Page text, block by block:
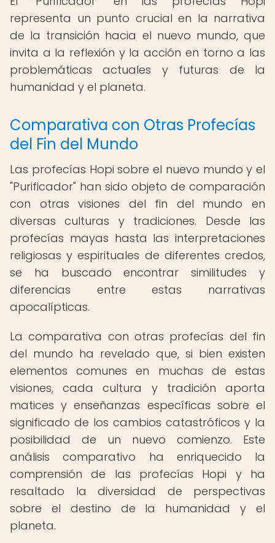
representa un punto crucial en la narrativa
de la transición hacia el nuevo mundo, que
invita a la reflexión y la acción en torno a las
problemáticas actuales y futuras de la
humanidad y el planeta.
Comparativa con Otras Profecías
del Fin del Mundo
Las profecías Hopi sobre el nuevo mundo y el
"Purificador" han sido objeto de comparación
con otras visiones del fin del mundo en
diversas culturas y tradiciones. Desde las
profecías mayas hasta las interpretaciones
religiosas y espirituales de diferentes credos,
se ha buscado encontrar similitudes y
diferencias entre estas narrativas
apocalípticas.
La comparativa con otras profecías del fin
del mundo ha revelado que, si bien existen
elementos comunes en muchas de estas
visiones, cada cultura y tradición aporta
matices y enseñanzas específicas sobre el
significado de los cambios catastróficos y la
posibilidad de un nuevo comienzo. Este
análisis comparativo ha enriquecido la
comprensión de las profecías Hopi y ha
resaltado la diversidad de perspectivas
sobre el destino de la humanidad y el
planeta.